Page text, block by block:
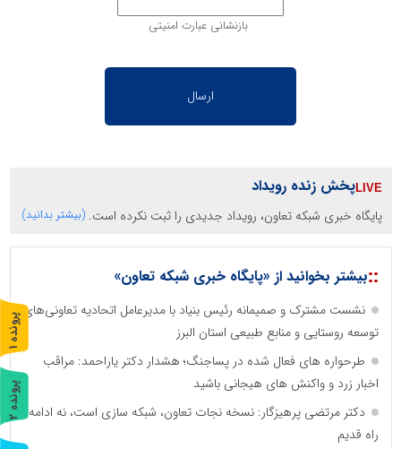
بازنشانی عبارت امنیتی
پخش زنده رویداد
پایگاه خبری شبکه تعاون، رویداد جدیدی را ثبت نکرده است. (بیشتر بدانید)
::بیشتر بخوانید از «پایگاه خبری شبکه تعاون»
نشست مشترک و صمیمانه رئیس بنیاد با مدیرعامل اتحادیه تعاونی‌های
توسعه روستایی و منابع طبیعی استان البرز
طرحواره های فعال شده در پساجنگ؛ هشدار دکتر یاراحمد: مراقب
اخبار زرد و واکنش های هیجانی باشید
دکتر مرتضی پرهیزگار: نسخه نجات تعاون، شبکه سازی است، نه ادامه
راه قدیم
پ
ر
و
ن
د
ه
1
پ
ر
و
ن
د
ه
2